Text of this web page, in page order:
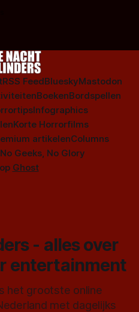
RSS FeedBlueskyMastodon
BoekenBordspellen
Infographics
Korte Horrorfilms
artikelenColumns
No Geeks, No Glory
Ghost
- alles over
entertainment
het grootste online
met dagelijks